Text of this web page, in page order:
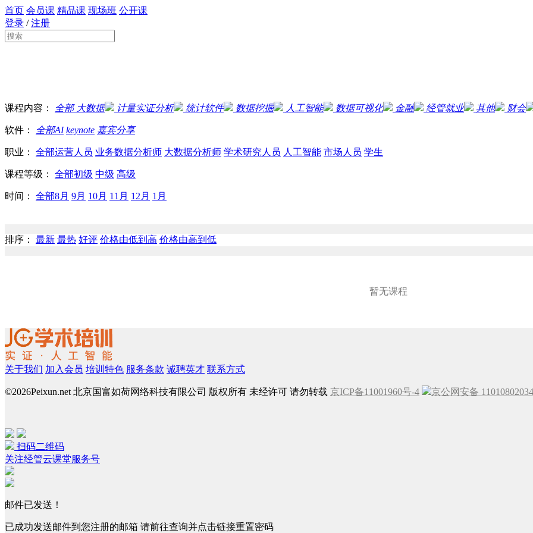
首页 会员课 精品课 现场班 公开课
登录 /注册
课程内容： 全部大数据 计量实证分析 统计软件 数据挖掘 人工智能 数据可视化 金融 经管就业 其他 财会
软件： 全部AI keynote 嘉宾分享
职业： 全部运营人员 业务数据分析师 大数据分析师 学术研究人员 人工智能 市场人员 学生
课程等级： 全部初级 中级 高级
时间： 全部8月 9月 10月 11月 12月 1月
排序： 最新 最热 好评 价格由低到高 价格由高到低
暂无课程
关于我们 加入会员 培训特色 服务条款 诚聘英才 联系方式
©2026Peixun.net 北京国富如荷网络科技有限公司 版权所有 未经许可 请勿转载 京ICP备11001960号-4 京公网安备
扫码二维码
关注经管云课堂服务号
邮件已发送！
已成功发送邮件到您注册的邮箱 请前往查询并点击链接重置密码